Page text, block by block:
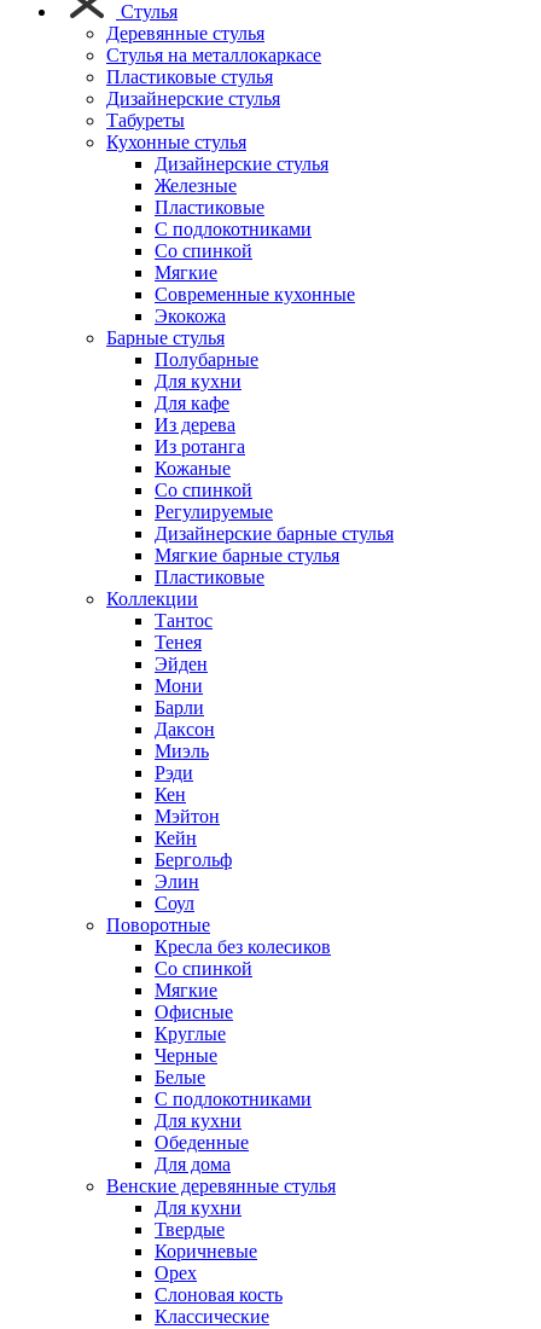
Стулья
Деревянные стулья
Стулья на металлокаркасе
Пластиковые стулья
Дизайнерские стулья
Табуреты
Кухонные стулья
Дизайнерские стулья
Железные
Пластиковые
С подлокотниками
Со спинкой
Мягкие
Современные кухонные
Экокожа
Барные стулья
Полубарные
Для кухни
Для кафе
Из дерева
Из ротанга
Кожаные
Со спинкой
Регулируемые
Дизайнерские барные стулья
Мягкие барные стулья
Пластиковые
Коллекции
Тантос
Тенея
Эйден
Мони
Барли
Даксон
Миэль
Рэди
Кен
Мэйтон
Кейн
Бергольф
Элин
Соул
Поворотные
Кресла без колесиков
Со спинкой
Мягкие
Офисные
Круглые
Черные
Белые
С подлокотниками
Для кухни
Обеденные
Для дома
Венские деревянные стулья
Для кухни
Твердые
Коричневые
Орех
Слоновая кость
Классические